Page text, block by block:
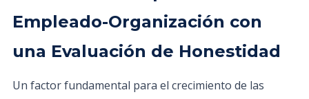
Empleado-Organización con
una Evaluación de Honestidad
Un factor fundamental para el crecimiento de las